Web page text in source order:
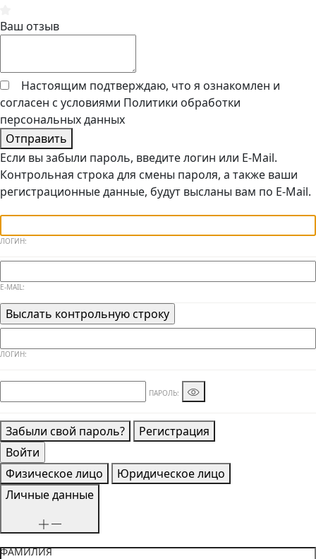
Ваш отзыв
Настоящим подтверждаю, что я ознакомлен и
согласен с условиями Политики обработки
персональных данных
Отправить
Если вы забыли пароль, введите логин или E-Mail.
Контрольная строка для смены пароля, а также ваши
регистрационные данные, будут высланы вам по E-Mail.
ЛОГИН:
E-MAIL:
ЛОГИН:
ПАРОЛЬ:
Забыли свой пароль? Регистрация
Физическое лицо
Юридическое лицо
Личные данные
ФАМИЛИЯ